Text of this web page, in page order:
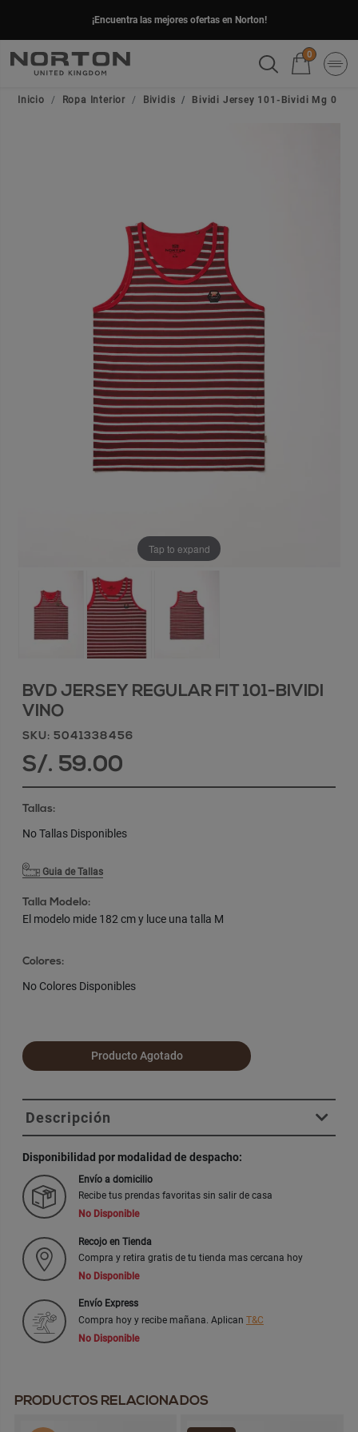
¡Encuentra las mejores ofertas en Norton!
0
Inicio Ropa Interior Bividis Bividi Jersey 101-Bividi Mg 0
Tap to expand
BVD JERSEY REGULAR FIT 101-BIVIDI
VINO
SKU: 5041338456
S/. 59.00
Tallas:
No Tallas Disponibles
Guia de Tallas
Talla Modelo:
El modelo mide 182 cm y luce una talla M
Colores:
No Colores Disponibles
Producto Agotado
Descripción
Disponibilidad por modalidad de despacho:
Envío a domicilio
Recibe tus prendas favoritas sin salir de casa
No Disponible
Recojo en Tienda
Compra y retira gratis de tu tienda mas cercana hoy
No Disponible
Envío Express
Compra hoy y recibe mañana. Aplican T&C
No Disponible
PRODUCTOS RELACIONADOS